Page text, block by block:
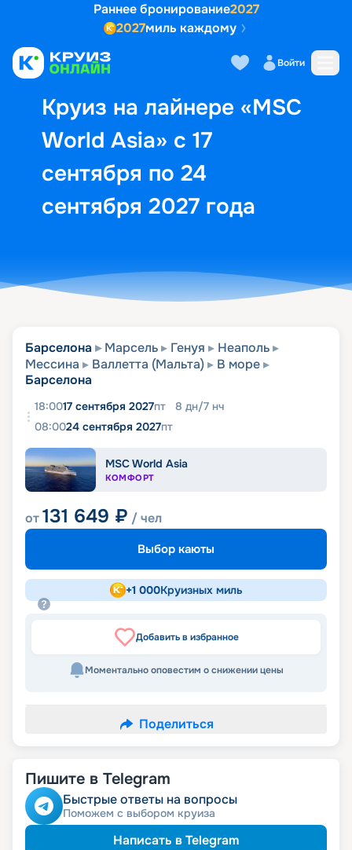
Раннее бронирование2027
2027миль каждому
Войти
Круиз на лайнере «MSC
World Asia» с 17
сентября по 24
сентября 2027 года
Выбор кают Маршрут и
Барселона Марсель Генуя
Неаполь
Мессина
Валлетта (Мальта)
В море
Барселона
18:0017 сентября 2027пт 8 дн/7 нч
08:0024 сентября 2027пт
MSC World Asia
КОМФОРТ
от131 649 ₽ / чел
Выбор каюты
+1 000Круизных миль
Добавить в избранное
Моментально оповестим о снижении цены
Поделиться
Пишите в Telegram
Быстрые ответы на вопросы
Поможем с выбором круиза
Написать в Telegram